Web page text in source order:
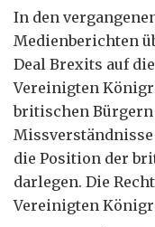
In den
Medienberichten
Deal Brexits auf
Vereinigten
britischen Bürgern
die Position der
darlegen. Die
Vereinigten